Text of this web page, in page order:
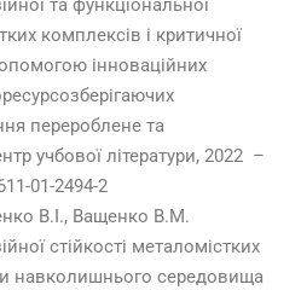
та функціональної
комплексів і критичної
інноваційних
перероблене та
учбової літератури, 2022 –
01-2494-2
В.І., Ващенко В.М.
стійкості металомістких
навколишнього середовища